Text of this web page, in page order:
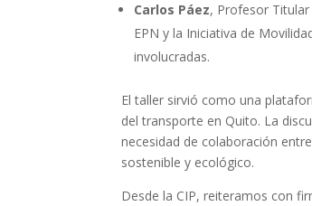
Carlos Páez, Profesor
EPN y la Iniciativa de
involucradas.
El taller sirvió como una
del transporte en Quito. La
necesidad de colaboración
sostenible y ecológico.
Desde la CIP, reiteramos con